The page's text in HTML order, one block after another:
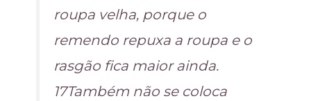
roupa velha, porque o
remendo repuxa a roupa e o
rasgão fica maior ainda.
17Também não se coloca